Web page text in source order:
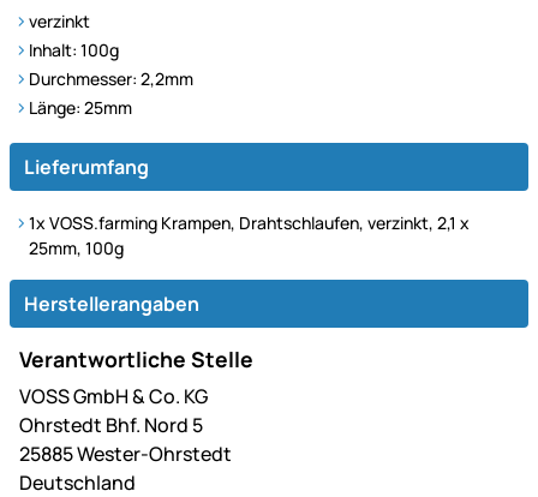
verzinkt
Inhalt: 100g
Durchmesser: 2,2mm
Länge: 25mm
Lieferumfang
1x VOSS.farming Krampen, Drahtschlaufen, verzinkt, 2,1 x
25mm, 100g
Herstellerangaben
Verantwortliche Stelle
VOSS GmbH & Co. KG
Ohrstedt Bhf. Nord 5
25885 Wester-Ohrstedt
Deutschland